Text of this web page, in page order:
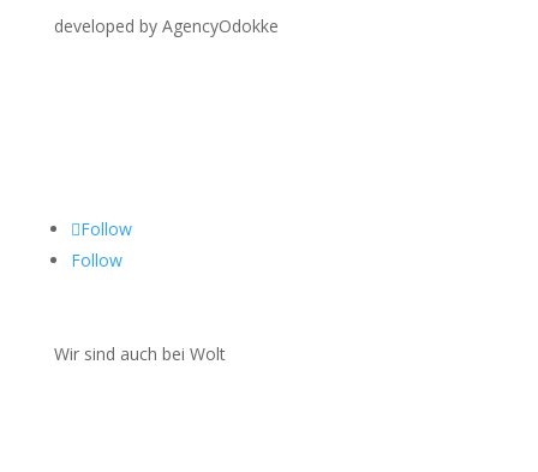
developed by AgencyOdokke
Follow
Follow
Wir sind auch bei Wolt